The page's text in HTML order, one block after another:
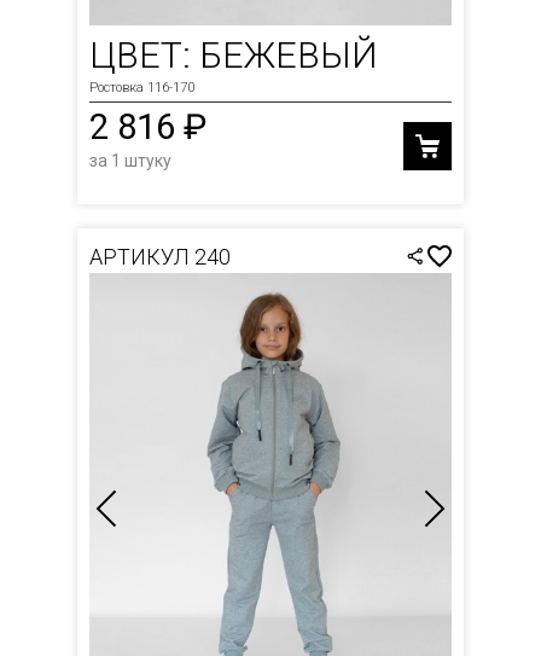
ЦВЕТ: БЕЖЕВЫЙ
Ростовка 116-170
2 816 ₽
за 1 штуку
АРТИКУЛ 240